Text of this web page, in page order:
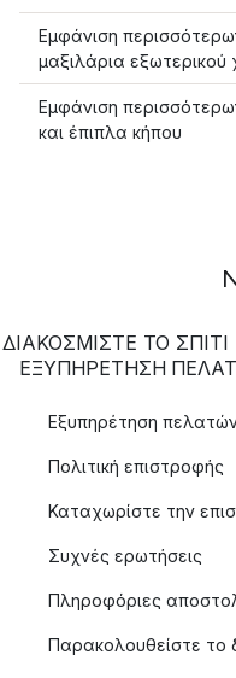
Εμφάνιση
μαξιλάρια εξωτερικού
Εμφάνιση
και έπιπλα κήπου
ΔΙΑΚΟΣΜΙΣΤΕ ΤΟ
ΕΞΥΠΗΡΈΤΗΣΗ
Εξυπηρέτηση
Πολιτική επιστροφής
Καταχωρίστε την
Συχνές ερωτήσεις
Πληροφόριες
Παρακολουθείστε το